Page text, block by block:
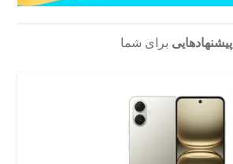
پیشنهادهایی برای شما